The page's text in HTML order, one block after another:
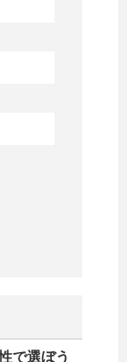
で選ぼう